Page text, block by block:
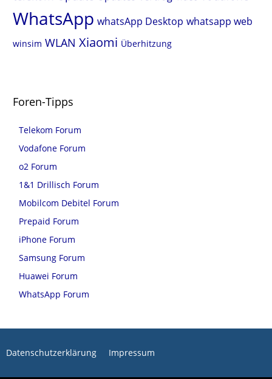
WhatsApp whatsApp Desktop whatsapp web
winsim WLAN Xiaomi Überhitzung
Foren-Tipps
Telekom Forum
Vodafone Forum
o2 Forum
1&1 Drillisch Forum
Mobilcom Debitel Forum
Prepaid Forum
iPhone Forum
Samsung Forum
Huawei Forum
WhatsApp Forum
Datenschutzerklärung Impressum